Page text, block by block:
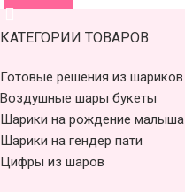
КАТЕГОРИИ ТОВАРОВ
Готовые решения из шариков
Воздушные шары букеты
Шарики на рождение малыша
Шарики на гендер пати
Цифры из шаров